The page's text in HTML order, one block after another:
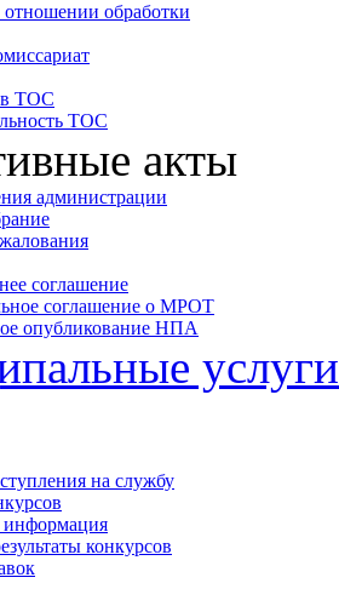
обработки
ТОС
ТОС
акты
администрации
соглашение
соглашение о МРОТ
опубликование НПА
услуги
на службу
информация
конкурсов